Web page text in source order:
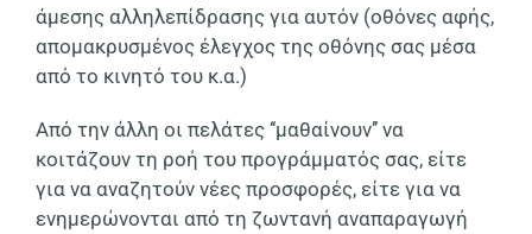
άμεσης αλληλεπίδρασης για αυτόν (οθόνες αφής,
απομακρυσμένος έλεγχος της οθόνης σας μέσα
από το κινητό του κ.α.)
Από την άλλη οι πελάτες ‘‘μαθαίνουν’’ να
κοιτάζουν τη ροή του προγράμματός σας, είτε
για να αναζητούν νέες προσφορές, είτε για να
ενημερώνονται από τη ζωντανή αναπαραγωγή